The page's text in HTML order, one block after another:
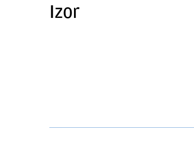
Izor